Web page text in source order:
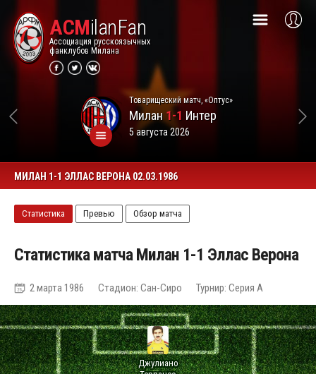
ACMilanFan
Ассоциация русскоязычных
фанклубов Милана
Товарищеский матч, «Оптус»
Милан1-1 Интер
5 августа 2026
МИЛАН 1-1 ЭЛЛАС ВЕРОНА 02.03.1986
Статистика Превью Обзор матча
Статистика матча Милан 1-1 Эллас Верона
2 марта 1986 Стадион: Сан-Сиро Турнир: Серия А
Джулиано